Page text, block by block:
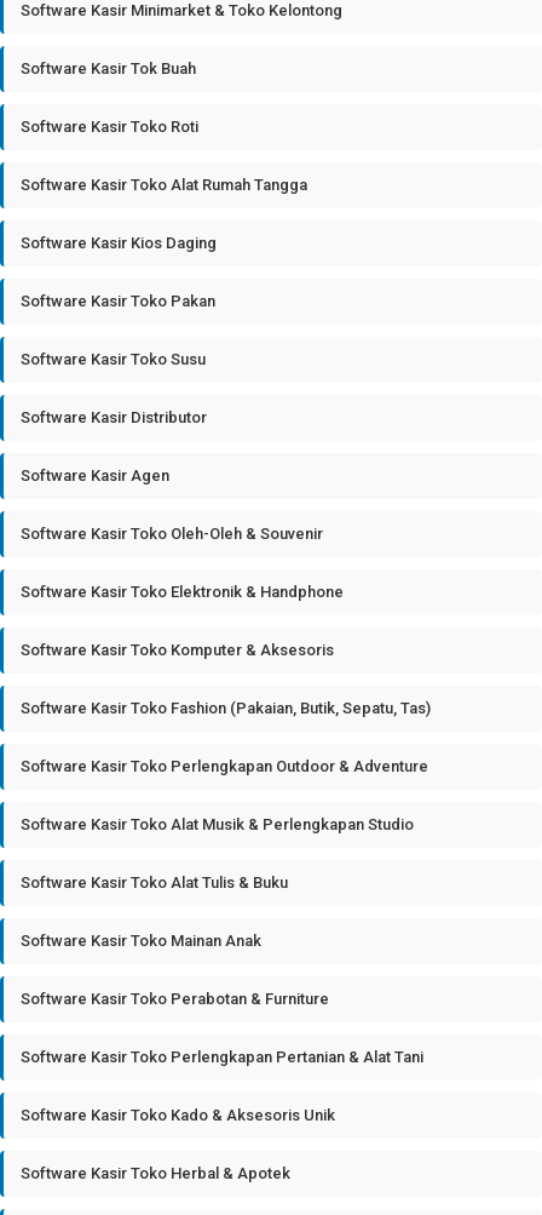
Software Kasir Minimarket & Toko Kelontong
Software Kasir Tok Buah
Software Kasir Toko Roti
Software Kasir Toko Alat Rumah Tangga
Software Kasir Kios Daging
Software Kasir Toko Pakan
Software Kasir Toko Susu
Software Kasir Distributor
Software Kasir Agen
Software Kasir Toko Oleh-Oleh & Souvenir
Software Kasir Toko Elektronik & Handphone
Software Kasir Toko Komputer & Aksesoris
Software Kasir Toko Fashion (Pakaian, Butik, Sepatu, Tas)
Software Kasir Toko Perlengkapan Outdoor & Adventure
Software Kasir Toko Alat Musik & Perlengkapan Studio
Software Kasir Toko Alat Tulis & Buku
Software Kasir Toko Mainan Anak
Software Kasir Toko Perabotan & Furniture
Software Kasir Toko Perlengkapan Pertanian & Alat Tani
Software Kasir Toko Kado & Aksesoris Unik
Software Kasir Toko Herbal & Apotek